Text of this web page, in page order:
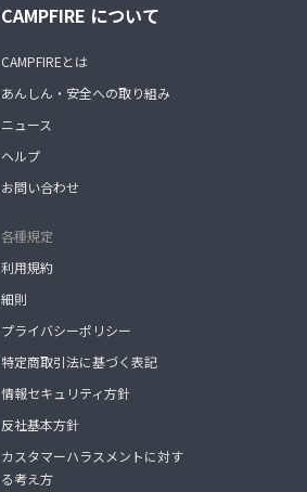
CAMPFIRE について
CAMPFIREとは
あんしん・安全への取り組み
ニュース
ヘルプ
お問い合わせ
各種規定
利用規約
細則
プライバシーポリシー
特定商取引法に基づく表記
情報セキュリティ方針
反社基本方針
カスタマーハラスメントに対す
る考え方